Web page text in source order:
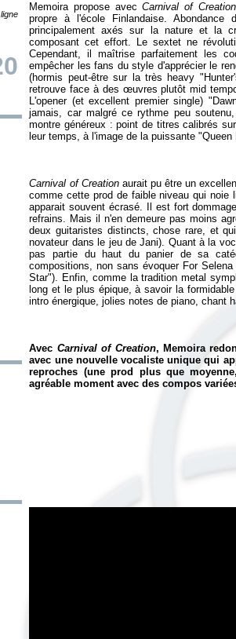
Memoira propose avecCarnival of Creation
propre à l'école Finlandaise.
principalement axés sur la nature et la
composant cet effort. Le sextet ne
Cependant, il maîtrise parfaitement les
empêcher les fans du style d'apprécier le
(hormis peut-être sur la très heavy
retrouve face à des œuvres plutôt mid
L'opener (et excellent premier single)
jamais, car malgré ce rythme peu
montre généreux : point de titres calibrés
leur temps, à l'image de la puissante
Carnival of Creationaurait pu être un
comme cette prod de faible niveau qui noie
apparait souvent écrasé. Il est fort
refrains. Mais il n'en demeure pas moins
deux guitaristes distincts, chose rare, et
novateur dans le jeu de Jani). Quant à la
pas partie du haut du panier de sa
compositions, non sans évoquer For
Star"). Enfin, comme la tradition metal
long et le plus épique, à savoir la
intro énergique, jolies notes de piano, chant
Avec Carnival of Creation, Memoira
avec une nouvelle vocaliste unique qui
reproches (une prod plus que
agréable moment avec des compos